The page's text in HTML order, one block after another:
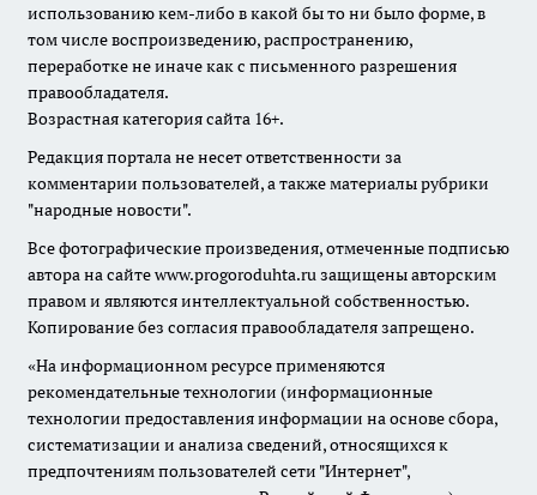
использованию кем-либо в какой бы то ни было форме, в
том числе воспроизведению, распространению,
переработке не иначе как с письменного разрешения
правообладателя.
Возрастная категория сайта 16+.
Редакция портала не несет ответственности за
комментарии пользователей, а также материалы рубрики
"народные новости".
Все фотографические произведения, отмеченные подписью
автора на сайте www.progoroduhta.ru защищены авторским
правом и являются интеллектуальной собственностью.
Копирование без согласия правообладателя запрещено.
«На информационном ресурсе применяются
рекомендательные технологии (информационные
технологии предоставления информации на основе сбора,
систематизации и анализа сведений, относящихся к
предпочтениям пользователей сети "Интернет",